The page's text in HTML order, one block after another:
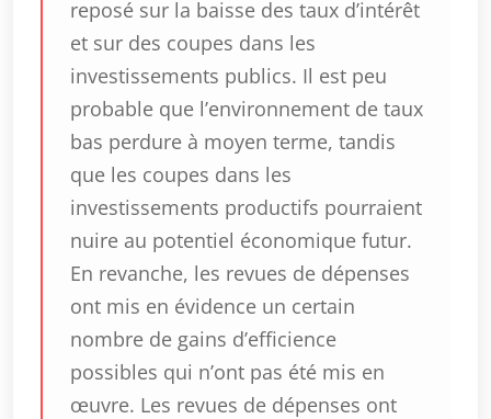
reposé sur la baisse des taux d’intérêt
et sur des coupes dans les
investissements publics. Il est peu
probable que l’environnement de taux
bas perdure à moyen terme, tandis
que les coupes dans les
investissements productifs pourraient
nuire au potentiel économique futur.
En revanche, les revues de dépenses
ont mis en évidence un certain
nombre de gains d’efficience
possibles qui n’ont pas été mis en
œuvre. Les revues de dépenses ont